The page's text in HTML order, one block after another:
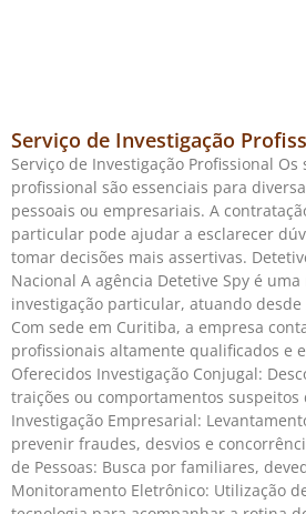
Serviço de Investigação
Serviço de Investigação Profissional
profissional são essenciais para
pessoais ou empresariais. A
particular pode ajudar a esclarecer
tomar decisões mais assertivas.
Nacional A agência Detetive Spy é
investigação particular, atuando desde
Com sede em Curitiba, a empresa
profissionais altamente qualificados e
Oferecidos Investigação Conjugal:
traições ou comportamentos suspeitos
Investigação Empresarial:
prevenir fraudes, desvios e
de Pessoas: Busca por familiares,
Monitoramento Eletrônico: Utilização